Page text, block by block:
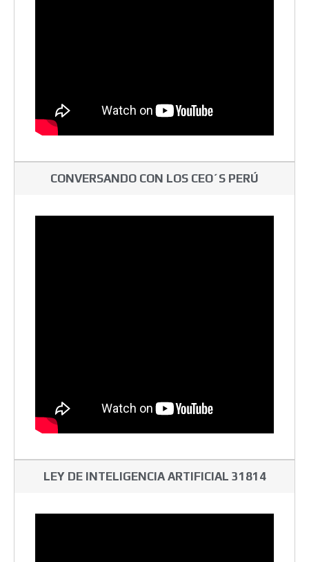
CONVERSANDO CON LOS CEO´S PERÚ
LEY DE INTELIGENCIA ARTIFICIAL 31814